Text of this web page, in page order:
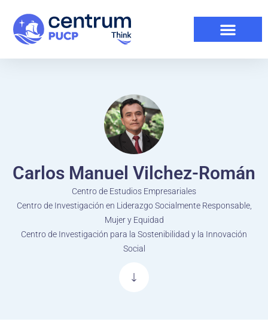
Carlos Manuel Vilchez-Román
Centro de Estudios Empresariales
Centro de Investigación en Liderazgo Socialmente Responsable,
Mujer y Equidad
Centro de Investigación para la Sostenibilidad y la Innovación
Social